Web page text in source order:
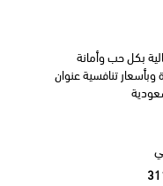
بكل حب وأمانة
تنافسية عنوان